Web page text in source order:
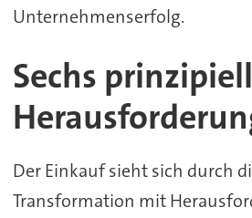
Unternehmenserfolg.
Sechs
Der Einkauf sieht sich durch
Transformation mit